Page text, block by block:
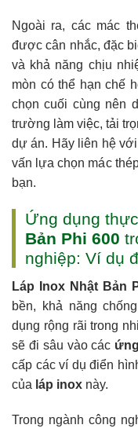
Ngoài ra, các mác
được cân nhắc, đặc
và khả năng chịu
mòn có thể hạn chế
chọn cuối cùng nên
trường làm việc, tải
dự án. Hãy liên hệ với
vấn lựa chọn mác
bạn.
Ứng dụng
Bản Phi 600
nghiệp: Ví dụ
Láp Inox Nhật Bản
bền, khả năng
dụng rộng rãi trong
sẽ đi sâu vào các
cấp các ví dụ điển
của láp inox này.
Trong ngành công